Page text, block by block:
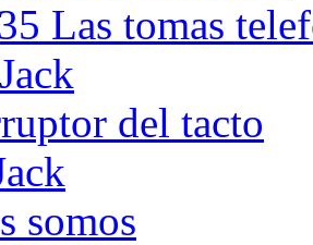
Las tomas
del tacto
somos